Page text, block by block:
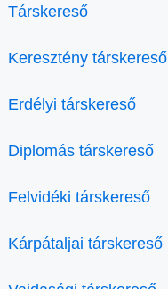
Társkereső
Keresztény társkereső
Erdélyi társkereső
Diplomás társkereső
Felvidéki társkereső
Kárpátaljai társkereső